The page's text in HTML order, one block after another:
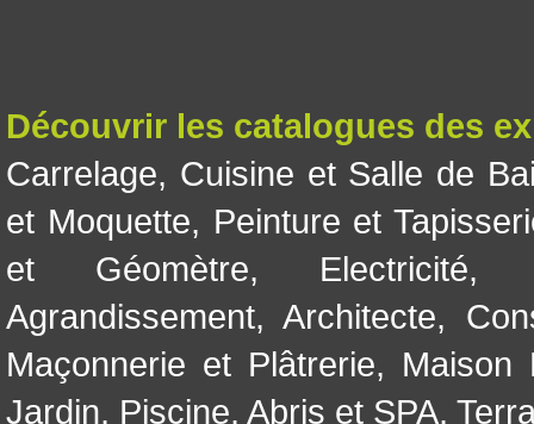
Découvrir les catalogues des
Carrelage, Cuisine et Salle de
et Moquette, Peinture et
et Géomètre, Electricité
Agrandissement, Architecte,
Maçonnerie et Plâtrerie, Maison
Jardin, Piscine, Abris et SPA,